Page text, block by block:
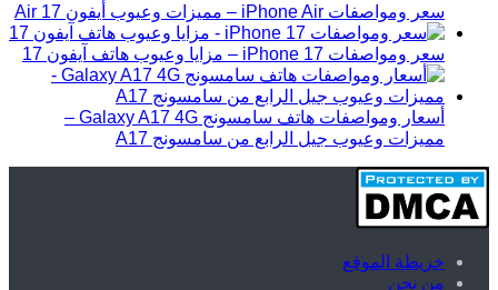
سعر ومواصفات iPhone Air – مميزات وعيوب أيفون 17 Air
سعر ومواصفات iPhone 17 – مزايا وعيوب هاتف آيفون 17
أسعار ومواصفات هاتف سامسونج Galaxy A17 4G –
مميزات وعيوب جيل الرابع من سامسونج A17
خريطة الموقع
من نحن